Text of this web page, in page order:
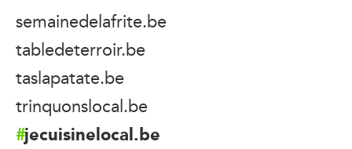
semainedelafrite.be
tabledeterroir.be
taslapatate.be
trinquonslocal.be
jecuisinelocal.be